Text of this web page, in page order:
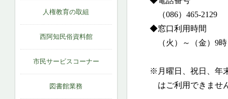
人権教育の取組
西阿知民俗資料館
市民サービスコーナー
図書館業務
（086）465-2129
◆窓口利用時間
（火）～（金）9時
※月曜日、祝日、年
はご利用できませ